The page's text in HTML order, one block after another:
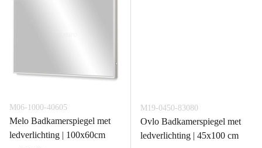
M06-1000-40605
Melo Badkamerspiegel met
ledverlichting | 100x60cm
M19-0450-83080
Ovlo Badkamerspiegel met
ledverlichting | 45x100 cm